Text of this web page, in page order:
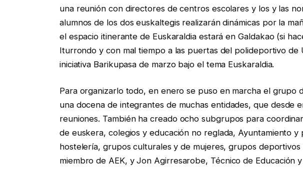
una reunión con directores de centros escolares y los y las
alumnos de los dos euskaltegis realizarán dinámicas por la
el espacio itinerante de Euskaraldia estará en Galdakao (si
Iturrondo y con mal tiempo a las puertas del polideportivo
iniciativa Barikupasa de marzo bajo el tema Euskaraldia.
Para organizarlo todo, en enero se puso en marcha el grupo
una docena de integrantes de muchas entidades, que desde
reuniones. También ha creado ocho subgrupos para
de euskera, colegios y educación no reglada, Ayuntamiento
hostelería, grupos culturales y de mujeres, grupos deportivos
miembro de AEK, y Jon Agirresarobe, Técnico de Educación